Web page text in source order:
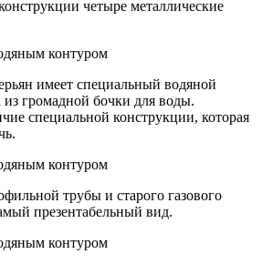
четыре металлические
имеет специальный водяной
из громадной бочки для воды.
специальной конструкции, которая
трубы и старого газового
презентабельный вид.